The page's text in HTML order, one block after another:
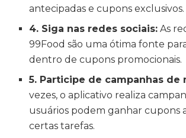
antecipadas e cupons exclusivos.
4. Siga nas redes sociais: As
99Food são uma ótima fonte
dentro de cupons promocionais.
5. Participe de campanhas de
vezes, o aplicativo realiza
usuários podem ganhar cupons
certas tarefas.